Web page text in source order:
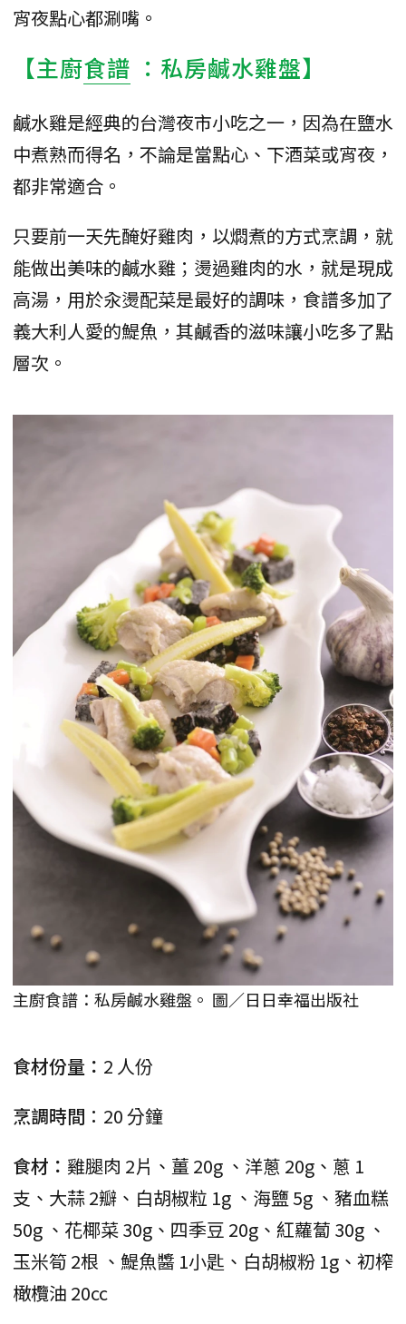
宵夜點心都涮嘴。
【主廚食譜 ：私房鹹水雞盤】
鹹水雞是經典的台灣夜市小吃之一，因為在鹽水
中煮熟而得名，不論是當點心、下酒菜或宵夜，
都非常適合。
只要前一天先醃好雞肉，以燜煮的方式烹調，就
能做出美味的鹹水雞；燙過雞肉的水，就是現成
高湯，用於汆燙配菜是最好的調味，食譜多加了
義大利人愛的鯷魚，其鹹香的滋味讓小吃多了點
層次。
主廚食譜：私房鹹水雞盤。 圖／日日幸福出版社
食材份量： 2 人份
烹調時間 ：20 分鐘
食材： 雞腿肉 2片、薑 20g 、洋蔥 20g、蔥 1
支、大蒜 2瓣、白胡椒粒 1g 、海鹽 5g 、豬血糕
50g 、花椰菜 30g、四季豆 20g、紅蘿蔔 30g 、
玉米筍 2根 、鯷魚醬 1小匙、白胡椒粉 1g、初榨
橄欖油 20cc